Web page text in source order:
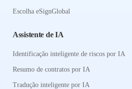
Escolha eSignGlobal
Assistente de IA
Identificação inteligente de riscos por IA
Resumo de contratos por IA
Tradução inteligente por IA